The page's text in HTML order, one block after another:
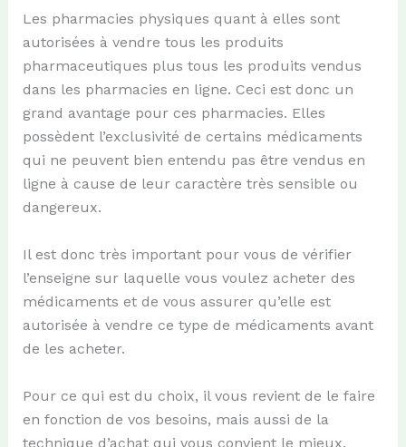
Les pharmacies physiques quant à elles sont
autorisées à vendre tous les produits
pharmaceutiques plus tous les produits vendus
dans les pharmacies en ligne. Ceci est donc un
grand avantage pour ces pharmacies. Elles
possèdent l’exclusivité de certains médicaments
qui ne peuvent bien entendu pas être vendus en
ligne à cause de leur caractère très sensible ou
dangereux.
Il est donc très important pour vous de vérifier
l’enseigne sur laquelle vous voulez acheter des
médicaments et de vous assurer qu’elle est
autorisée à vendre ce type de médicaments avant
de les acheter.
Pour ce qui est du choix, il vous revient de le faire
en fonction de vos besoins, mais aussi de la
technique d’achat qui vous convient le mieux.